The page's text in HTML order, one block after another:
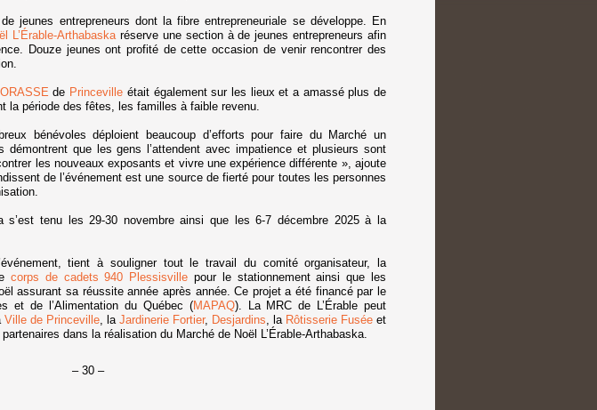
jeunes entrepreneurs dont la fibre entrepreneuriale se développe. En
L’Érable-Arthabaskaréserve une section à de jeunes entrepreneurs afin
Douze jeunes ont profité de cette occasion de venir rencontrer des
ORASSE de Princeville était également sur les lieux et a amassé plus de
la période des fêtes, les familles à faible revenu.
bénévoles déploient beaucoup d’efforts pour faire du Marché un
démontrent que les gens l’attendent avec impatience et plusieurs sont
les nouveaux exposants et vivre une expérience différente », ajoute
de l’événement est une source de fierté pour toutes les personnes
s’est tenu les 29-30 novembre ainsi que les 6-7 décembre 2025 à la
tient à souligner tout le travail du comité organisateur, la
corps de cadets 940 Plessisville pour le stationnement ainsi que les
assurant sa réussite année après année. Ce projet a été financé par le
et de l’Alimentation du Québec (MAPAQ). La MRC de L’Érable peut
Ville de Princeville, la Jardinerie Fortier, Desjardins, la Rôtisserie Fusée et
dans la réalisation du Marché de Noël L’Érable-Arthabaska.
– 30 –